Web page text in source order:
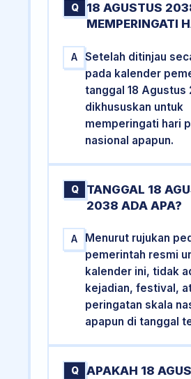
Q
18 AGUSTUS
MEMPERINGATI
A
Setelah ditinjau
pada kalender
tanggal 18 Agustus
dikhususkan untuk
memperingati hari
nasional apapun.
Q
TANGGAL 18
2038 ADA APA?
A
Menurut rujukan
pemerintah resmi
kalender ini, tidak
kejadian, festival,
peringatan skala
apapun di tanggal
Q
APAKAH 18